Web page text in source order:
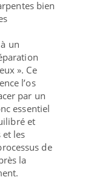
bien
un
». Ce
l’os
par un
essentiel
et
les
de
la